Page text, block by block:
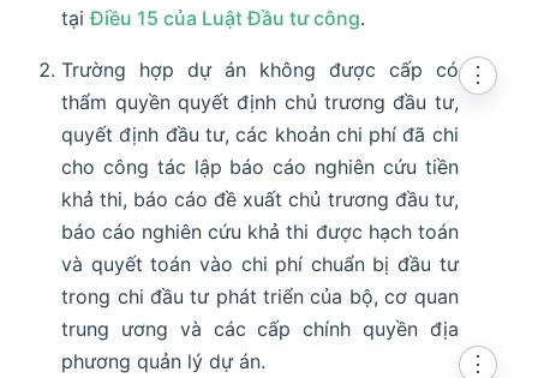
tạiĐiều 15 của Luật Đầu tư công.
Trường hợp dự án không được cấp có
thẩm quyền quyết định chủ trương đầu tư,
quyết định đầu tư, các khoản chi phí đã chi
cho công tác lập báo cáo nghiên cứu tiền
khả thi, báo cáo đề xuất chủ trương đầu tư,
báo cáo nghiên cứu khả thi được hạch toán
và quyết toán vào chi phí chuẩn bị đầu tư
trong chi đầu tư phát triển của bộ, cơ quan
trung ương và các cấp chính quyền địa
phương quản lý dự án.
⋮
⋮